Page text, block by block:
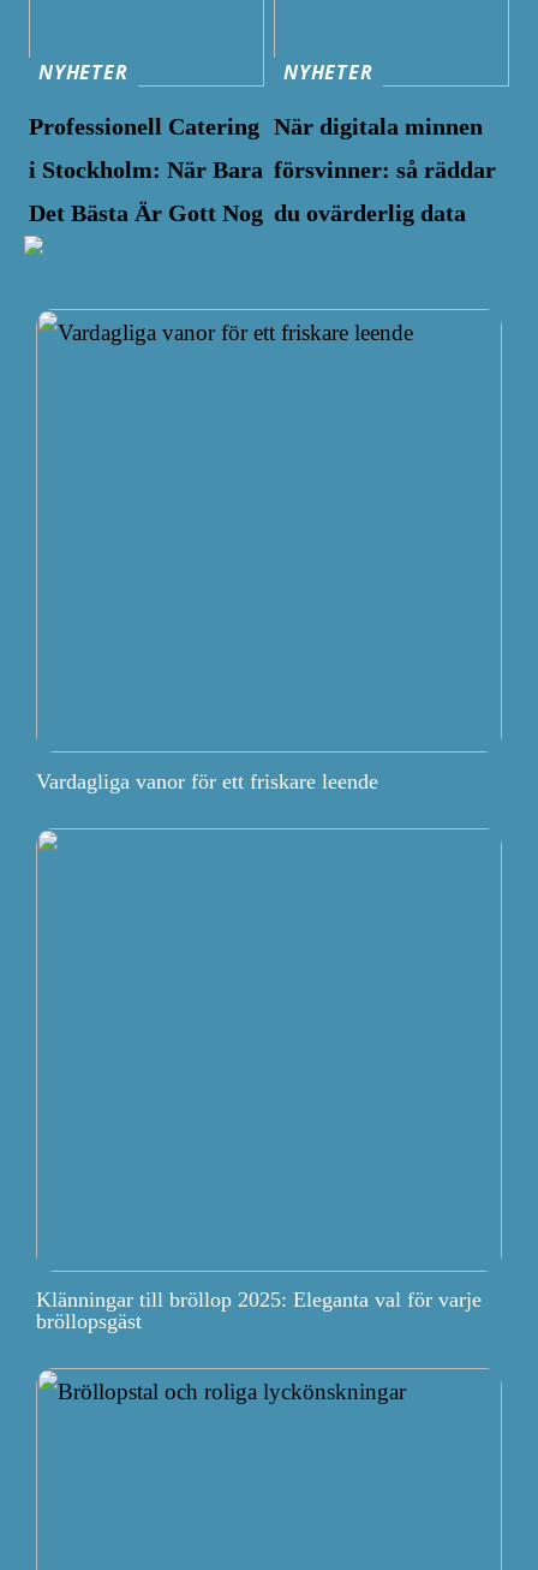
NYHETER
Professionell Catering
i Stockholm: När Bara
Det Bästa Är Gott Nog
NYHETER
När digitala minnen
försvinner: så räddar
du ovärderlig data
Vardagliga vanor för ett friskare leende
Klänningar till bröllop 2025: Eleganta val för varje
bröllopsgäst